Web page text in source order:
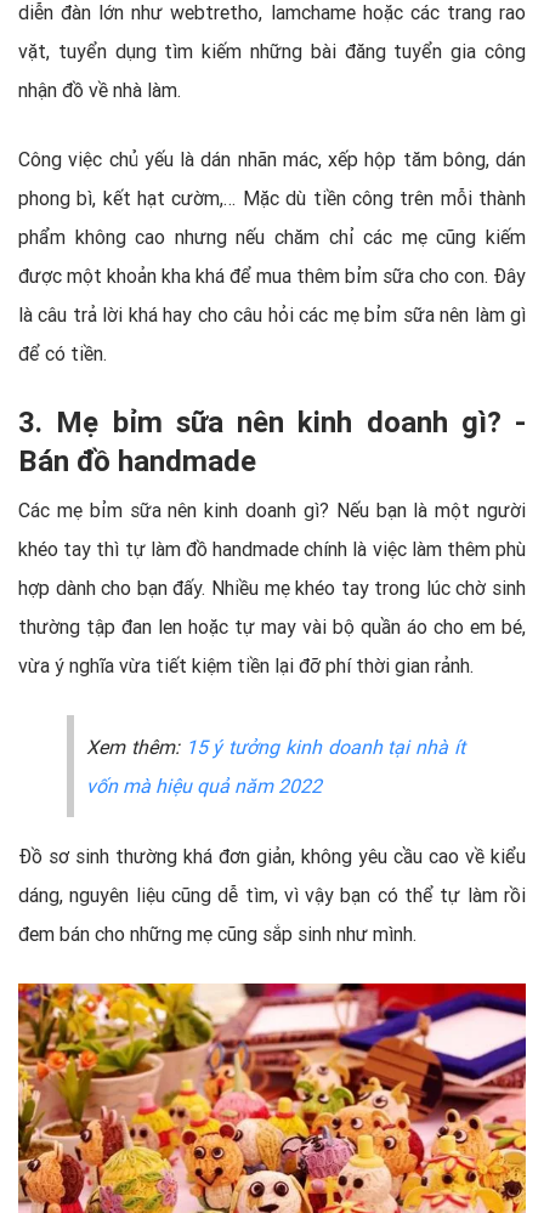
diễn đàn lớn như webtretho, lamchame hoặc các trang rao
vặt, tuyển dụng tìm kiếm những bài đăng tuyển gia công
nhận đồ về nhà làm.
Công việc chủ yếu là dán nhãn mác, xếp hộp tăm bông, dán
phong bì, kết hạt cườm,… Mặc dù tiền công trên mỗi thành
phẩm không cao nhưng nếu chăm chỉ các mẹ cũng kiếm
được một khoản kha khá để mua thêm bỉm sữa cho con. Đây
là câu trả lời khá hay cho câu hỏi các mẹ bỉm sữa nên làm gì
để có tiền.
3. Mẹ bỉm sữa nên kinh doanh gì? -
Bán đồ handmade
Các mẹ bỉm sữa nên kinh doanh gì? Nếu bạn là một người
khéo tay thì tự làm đồ handmade chính là việc làm thêm phù
hợp dành cho bạn đấy. Nhiều mẹ khéo tay trong lúc chờ sinh
thường tập đan len hoặc tự may vài bộ quần áo cho em bé,
vừa ý nghĩa vừa tiết kiệm tiền lại đỡ phí thời gian rảnh.
Xem thêm: 15 ý tưởng kinh doanh tại nhà ít
vốn mà hiệu quả năm 2022
Đồ sơ sinh thường khá đơn giản, không yêu cầu cao về kiểu
dáng, nguyên liệu cũng dễ tìm, vì vậy bạn có thể tự làm rồi
đem bán cho những mẹ cũng sắp sinh như mình.